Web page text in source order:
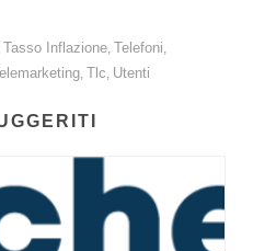
Tasso Inflazione, Telefoni,
, Tlc, Utenti